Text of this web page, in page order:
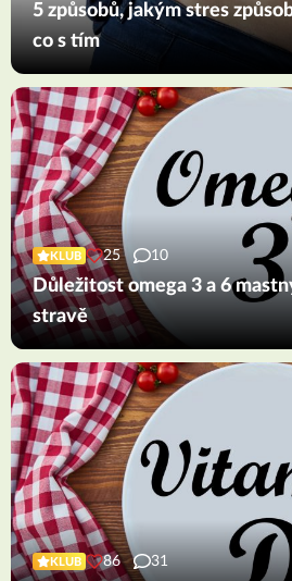
5 způsobů, jakým stres
co s tím
KLUB 25 10
Důležitost omega 3 a 6
stravě
KLUB 86 31